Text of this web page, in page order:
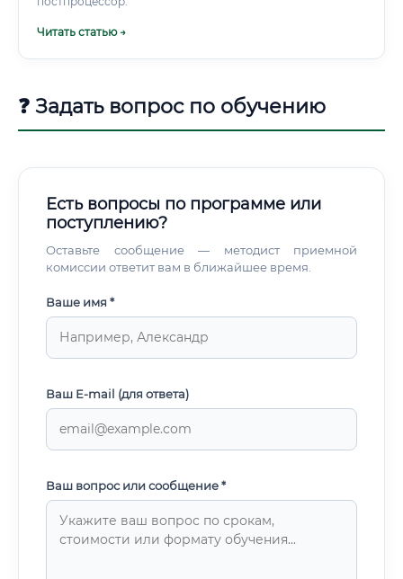
Читать статью →
❓ Задать вопрос по обучению
Есть вопросы по программе или
поступлению?
Оставьте сообщение — методист приемной
комиссии ответит вам в ближайшее время.
Ваше имя *
Ваш E-mail (для ответа)
Ваш вопрос или сообщение *